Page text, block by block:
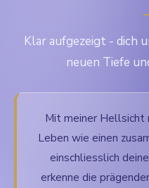
Klar aufgezeigt - dich
neuen Tiefe
Mit meiner Hellsicht
Leben wie einen
einschliesslich
erkenne die